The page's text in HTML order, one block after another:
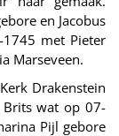
en Jacobus
met Pieter
Marseveen.
Drakenstein
wat op 07-
Pijl gebore